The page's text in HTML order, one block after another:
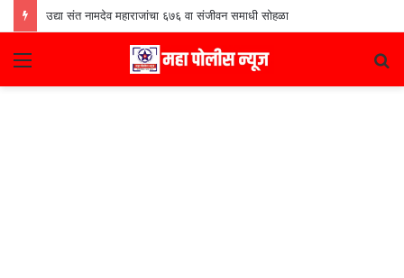
उद्या संत नामदेव महाराजांचा ६७६ वा संजीवन समाधी सोहळा
Menu